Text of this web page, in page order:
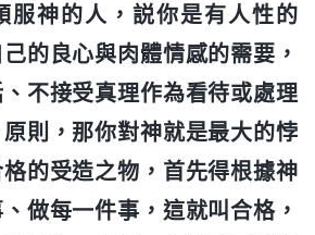
服神的人，説你是有人性的
的良心與肉體情感的需要，
不接受真理作為看待或處理
則，那你對神就是最大的悖
的受造之物，首先得根據神
做每一件事，這就叫合格，